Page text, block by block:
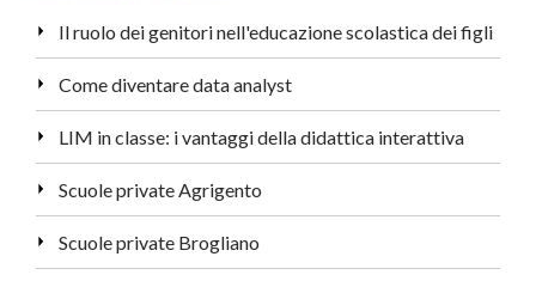
Il ruolo dei genitori nell'educazione scolastica dei figli
Come diventare data analyst
LIM in classe: i vantaggi della didattica interattiva
Scuole private Agrigento
Scuole private Brogliano